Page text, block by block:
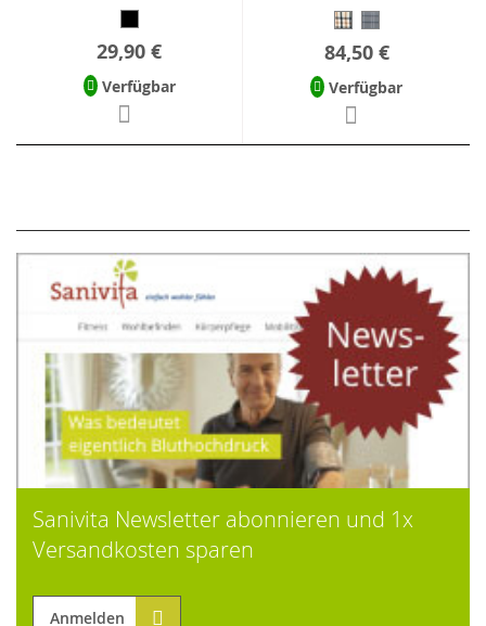
29,90 €
Verfügbar
84,50 €
Verfügbar
Sanivita Newsletter abonnieren und 1x
Versandkosten sparen
Anmelden